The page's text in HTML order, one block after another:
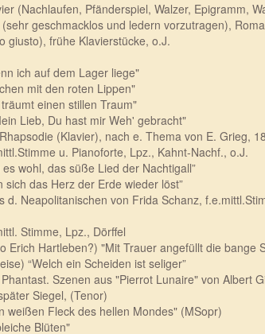
(Nachlaufen, Pfänderspiel, Walzer, Epigramm,
geschmacklos und ledern vorzutragen),
giusto), frühe Klavierstücke, o.J.
ich auf dem Lager liege"
mit den roten Lippen"
einen stillen Traum"
Lieb, Du hast mir Weh' gebracht"
(Klavier), nach e. Thema von E. Grieg,
u. Pianoforte, Lpz., Kahnt-Nachf., o.J.
wohl, das süße Lied der Nachtigall”
sich das Herz der Erde wieder löst”
d. Neapolitanischen von Frida Schanz,
Stimme, Lpz., Dörffel
Erich Hartleben?) "Mit Trauer angefüllt die bange
“Welch ein Scheiden ist seliger”
Szenen aus "Pierrot Lunaire" von Albert
Siegel, (Tenor)
weißen Fleck des hellen Mondes" (MSopr)
Blüten"